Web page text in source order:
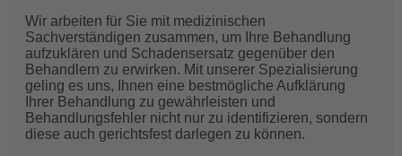
Wir arbeiten für Sie mit medizinischen
Sachverständigen zusammen, um Ihre Behandlung
aufzuklären und Schadensersatz gegenüber den
Behandlern zu erwirken. Mit unserer Spezialisierung
geling es uns, Ihnen eine bestmögliche Aufklärung
Ihrer Behandlung zu gewährleisten und
Behandlungsfehler nicht nur zu identifizieren, sondern
diese auch gerichtsfest darlegen zu können.